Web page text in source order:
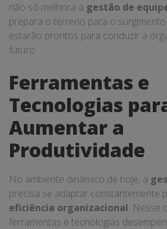
não só melhora a gestão de
prepara o terreno para o
estarão prontos para conduzir a
futuro.
Ferramentas e
Tecnologias
Aumentar a
Produtividade
No ambiente dinâmico de hoje, a
precisa se adaptar constantemente
eficiência organizacional. Nesse
ferramentas e tecnologias